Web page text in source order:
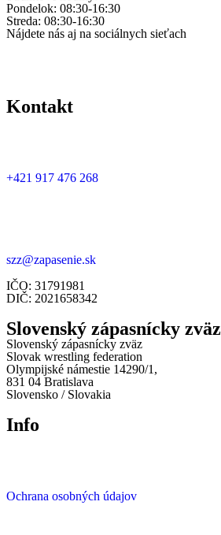
Pondelok: 08:30-16:30
Streda: 08:30-16:30
Nájdete nás aj na sociálnych sieťach
Kontakt
+421 917 476 268
szz@zapasenie.sk
IČO: 31791981
DIČ: 2021658342
Slovenský zápasnícky zväz
Slovenský zápasnícky zväz
Slovak wrestling federation
Olympijské námestie 14290/1,
831 04 Bratislava
Slovensko / Slovakia
Info
Ochrana osobných údajov